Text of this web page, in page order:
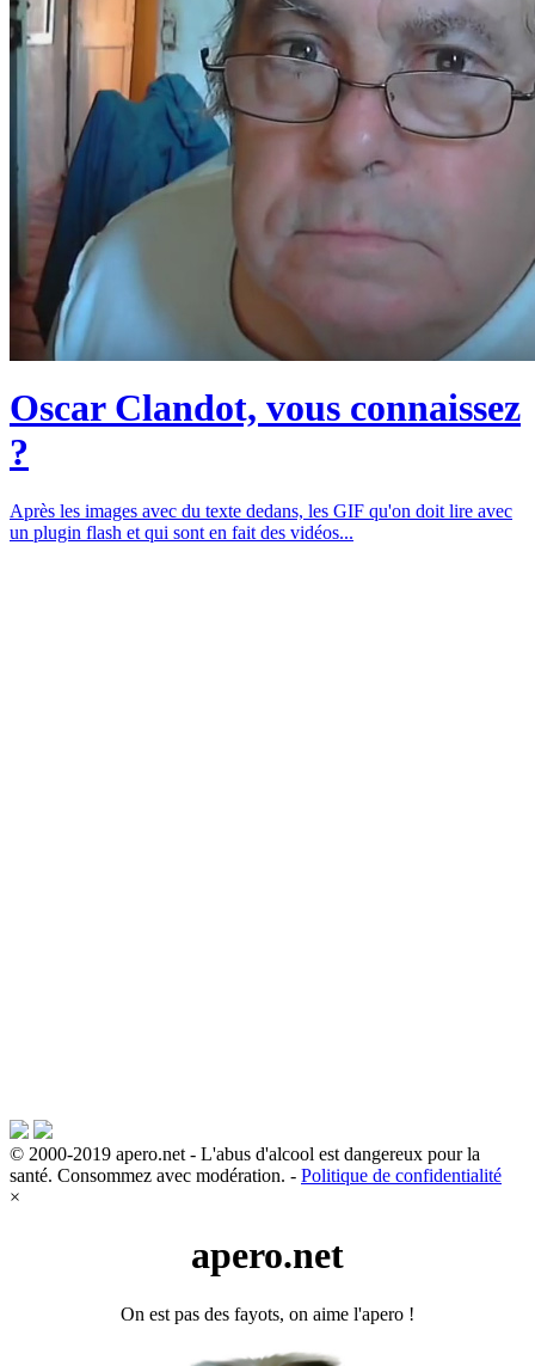
Oscar Clandot, vous connaissez
?
Après les images avec du texte dedans, les GIF qu'on doit lire avec
un plugin flash et qui sont en fait des vidéos...
© 2000-2019 apero.net - L'abus d'alcool est dangereux pour la
santé. Consommez avec modération. - Politique de confidentialité
×
apero.net
On est pas des fayots, on aime l'apero !